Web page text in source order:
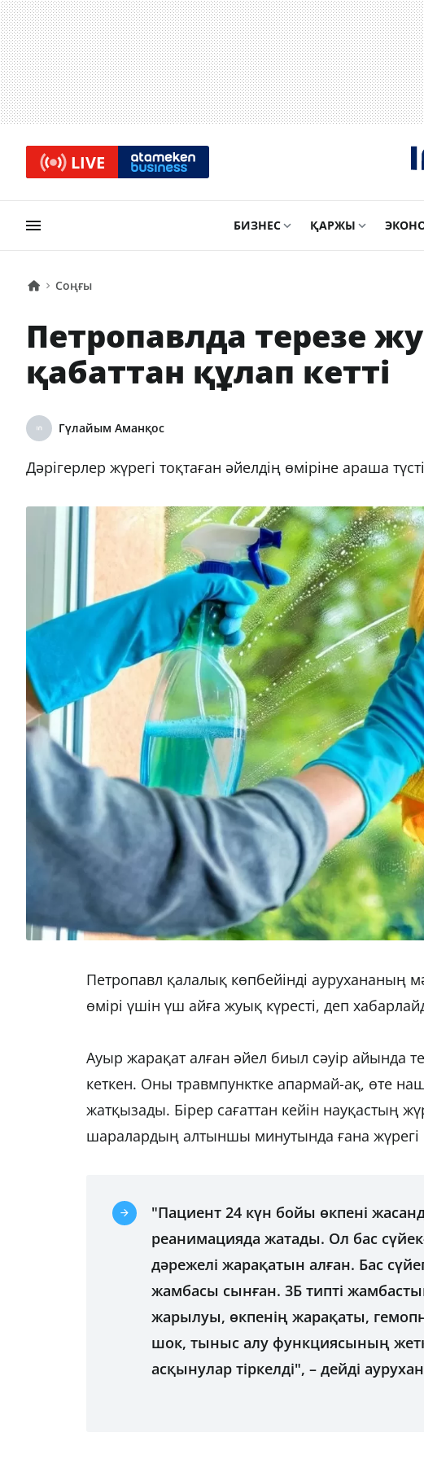
LIVE
БИЗНЕС ҚАРЖЫ
Соңғы
Петропавлда терезе
қабаттан құлап кетті
Гүлайым Аманқос
Дәрігерлер жүрегі тоқтаған әйелдің өміріне араша
Петропавл қалалық көпбейінді аурухананың
өмірі үшін үш айға жуық күресті, деп
Ауыр жарақат алған әйел биыл сәуір айында
кеткен. Оны травмпунктке апармай-ақ, өте
жатқызады. Бірер сағаттан кейін науқастың
шаралардың алтыншы минутында ғана жүрегі
"Пациент 24 күн бойы өкпені
реанимацияда жатады. Ол бас
дәрежелі жарақатын алған. Бас
жамбасы сынған. 3Б типті
жарылуы, өкпенің жарақаты,
шок, тыныс алу функциясының
асқынулар тіркелді", – дейді